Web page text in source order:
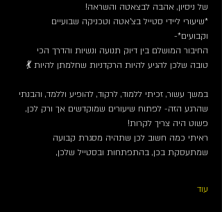
של ניסיון, אהבה לבצאטה והשראה!
*שיעורי ליידי סטייל בצ’אטה וטכניקה שבועיים
וקבועים*-
החיבור המושלם בין דיוק תנועה ונשיות והדרך הכי
טובה שלכן להגיע להיות הרקדניות שחלמתן להיות 💃
במשך עשור, זכיתי ללמוד, לרקוד, להופיע וללמד, והבנתי
שהרגע הזה- לפתוח שיעורים שמוקדשים אך ורק לכן,
פשוט היה צריך לקרות!
ראיתי כמה חשוב לכן שתהיה מסגרת קבועה
שמתעסקת בכן, בהתפתחות ובסטייל שלכן,
עוד